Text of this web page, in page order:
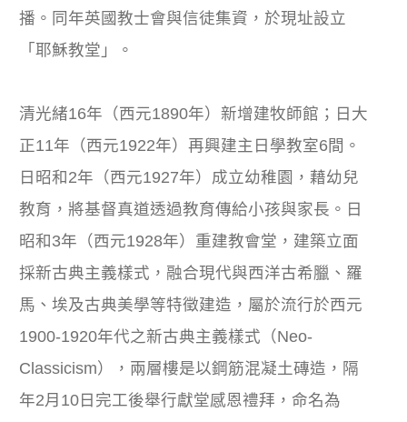
播。同年英國教士會與信徒集資，於現址設立
「耶穌教堂」。
清光緒16年（西元1890年）新增建牧師館；日大
正11年（西元1922年）再興建主日學教室6間。
日昭和2年（西元1927年）成立幼稚園，藉幼兒
教育，將基督真道透過教育傳給小孩與家長。日
昭和3年（西元1928年）重建教會堂，建築立面
採新古典主義樣式，融合現代與西洋古希臘、羅
馬、埃及古典美學等特徵建造，屬於流行於西元
1900-1920年代之新古典主義樣式（Neo-
Classicism），兩層樓是以鋼筋混凝土磚造，隔
年2月10日完工後舉行獻堂感恩禮拜，命名為